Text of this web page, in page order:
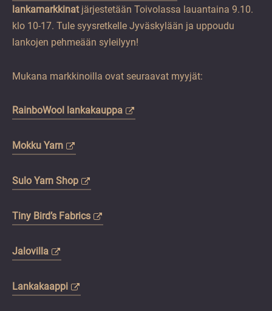
lankamarkkinatjärjestetään Toivolassa lauantaina 9.10.
klo 10-17. Tule syysretkelle Jyväskylään ja uppoudu
lankojen pehmeään syleilyyn!
Mukana markkinoilla ovat seuraavat myyjät:
RainboWool lankakauppa
Mokku Yarn
Sulo Yarn Shop
Tiny Bird’s Fabrics
Jalovilla
Lankakaappi